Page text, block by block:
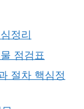
정리
점검표
절차 핵심정